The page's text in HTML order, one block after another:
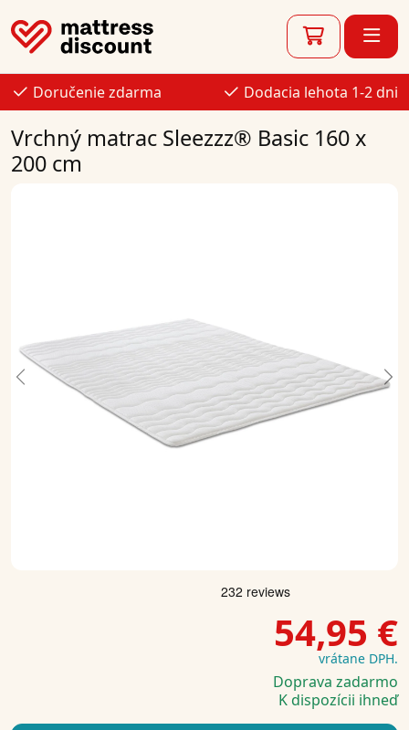
Doručenie zdarma Dodacia lehota 1-2 dni
Vrchný matrac Sleezzz® Basic 160 x
200 cm
Previous
54,95 €
vrátane DPH.
Doprava zadarmo
K dispozícii ihneď